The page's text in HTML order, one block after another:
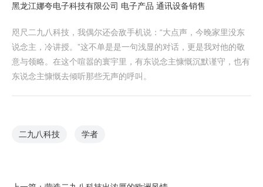
黑龙江娜夸电子科技有限公司 电子产品 通讯设备销售
咫尺二九八科技，我偶尔还会敌手机说：“大点声，今晚家里没东
说念主，冷讲授。”这不单是是一句浅显的对话，更是我对他的敬
意与领略。在这个喧嚣的寰宇里，有东说念主慷慨沉默谨守，也有
东说念主慷慨去倾听那些无声的呼叫。
二九八科技 学者